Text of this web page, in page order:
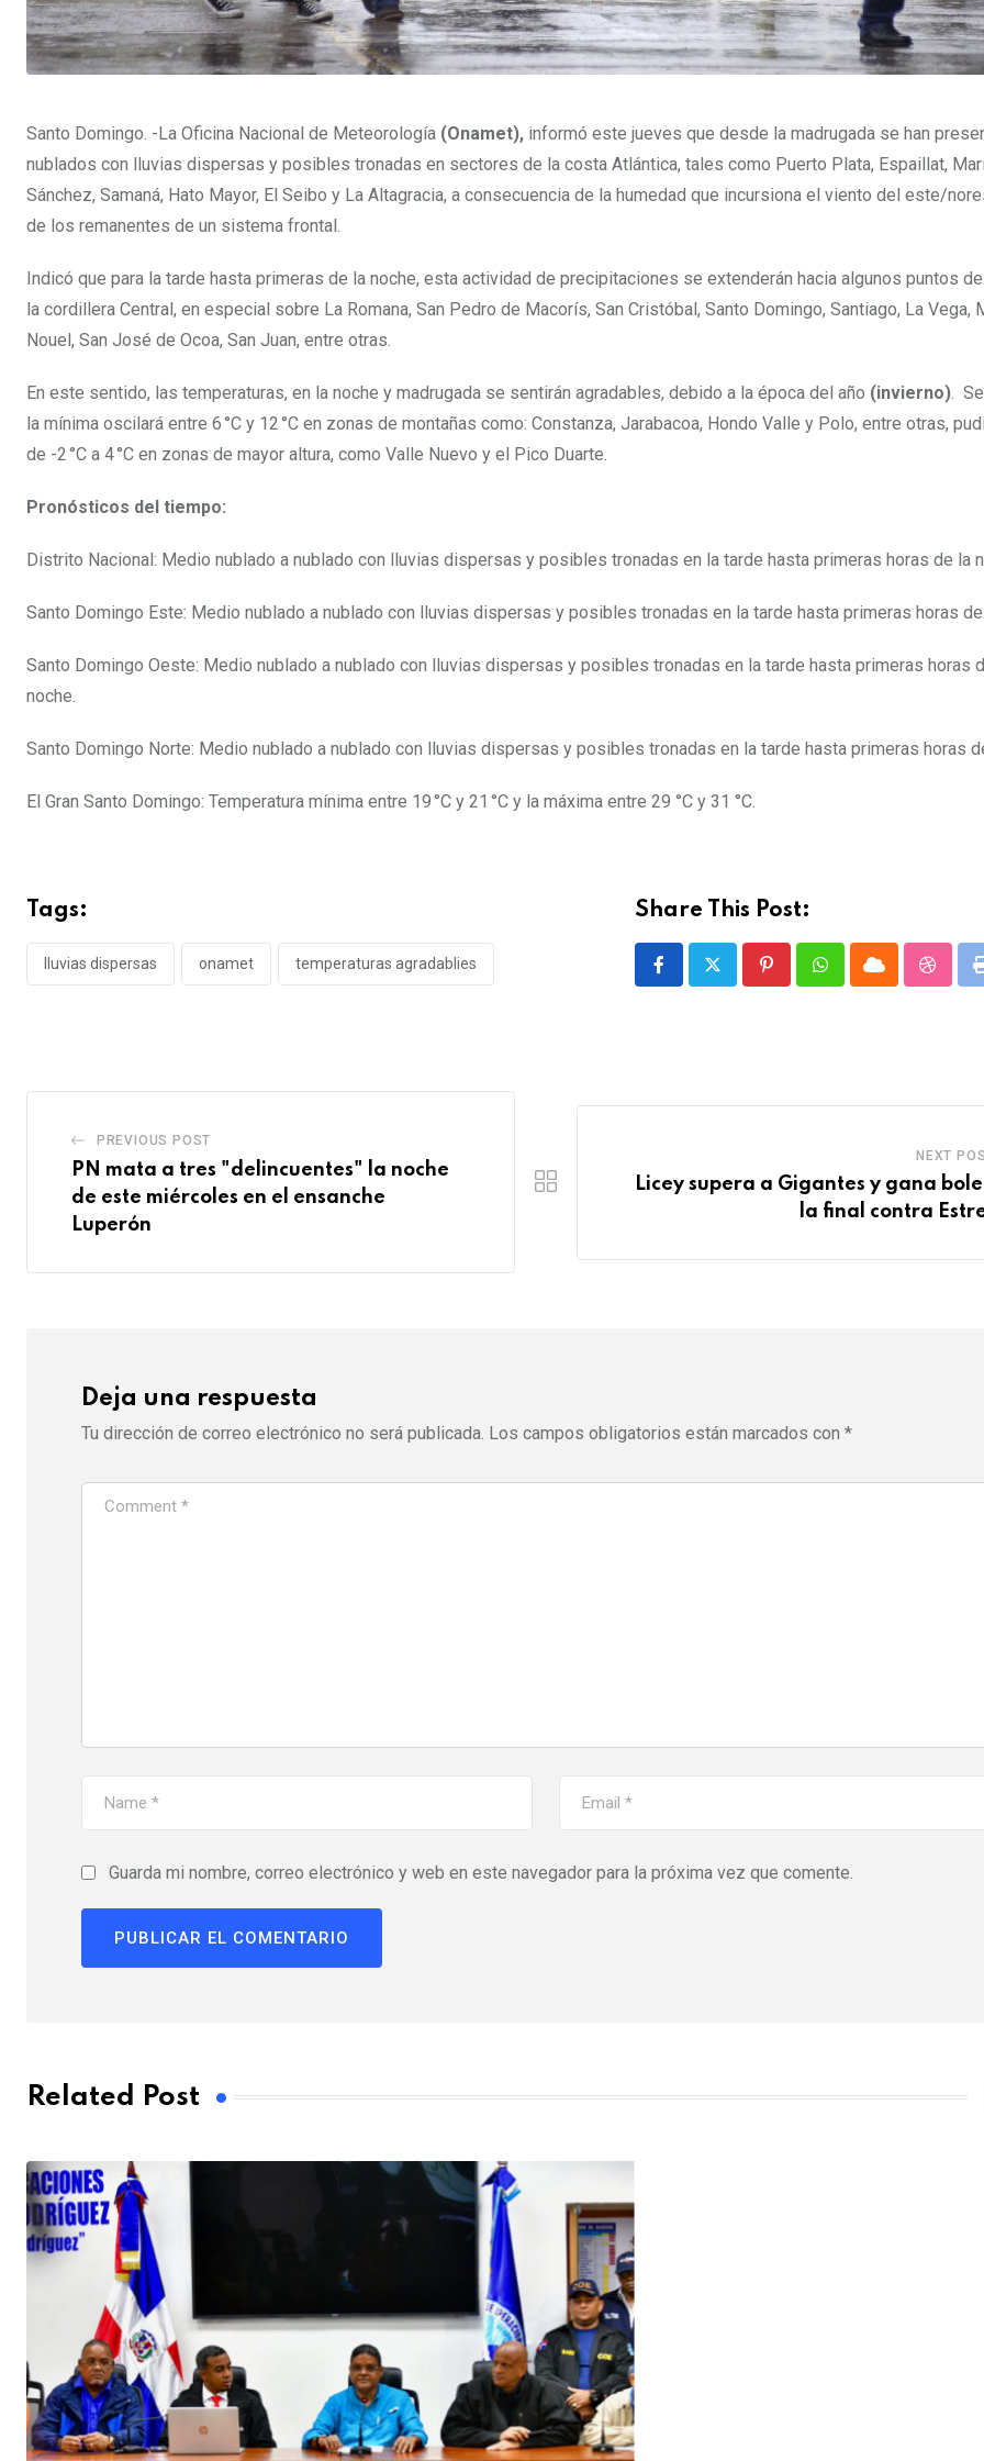
Santo Domingo. -La Oficina Nacional de Meteorología (Onamet), informó este jueves que desde la madrugada se han
nublados con lluvias dispersas y posibles tronadas en sectores de la costa Atlántica, tales como Puerto Plata, Espaillat,
Sánchez, Samaná, Hato Mayor, El Seibo y La Altagracia, a consecuencia de la humedad que incursiona el viento del este/
de los remanentes de un sistema frontal.
Indicó que para la tarde hasta primeras de la noche, esta actividad de precipitaciones se extenderán hacia algunos puntos
la cordillera Central, en especial sobre La Romana, San Pedro de Macorís, San Cristóbal, Santo Domingo, Santiago, La Vega,
Nouel, San José de Ocoa, San Juan, entre otras.
En este sentido, las temperaturas, en la noche y madrugada se sentirán agradables, debido a la época del año (invierno).
la mínima oscilará entre 6 °C y 12 °C en zonas de montañas como: Constanza, Jarabacoa, Hondo Valle y Polo, entre otras,
de -2 °C a 4 °C en zonas de mayor altura, como Valle Nuevo y el Pico Duarte.
Pronósticos del tiempo:
Distrito Nacional: Medio nublado a nublado con lluvias dispersas y posibles tronadas en la tarde hasta primeras horas de la
Santo Domingo Este: Medio nublado a nublado con lluvias dispersas y posibles tronadas en la tarde hasta primeras horas de
Santo Domingo Oeste: Medio nublado a nublado con lluvias dispersas y posibles tronadas en la tarde hasta primeras horas
noche.
Santo Domingo Norte: Medio nublado a nublado con lluvias dispersas y posibles tronadas en la tarde hasta primeras horas
El Gran Santo Domingo: Temperatura mínima entre 19 °C y 21 °C y la máxima entre 29 °C y 31 °C.
Tags:
lluvias dispersas onamet temperaturas agradablies
Share This Post:
e
s
W
s
p
C
d
S
b
e
U
o
PREVIOUS POST
PN mata a tres "delincuentes" la noche
de este miércoles en el ensanche
Luperón
NEXT
Licey supera a Gigantes y gana
la final contra
Deja una respuesta
Tu dirección de correo electrónico no será publicada. Los campos obligatorios están marcados con *
Guarda mi nombre, correo electrónico y web en este navegador para la próxima vez que comente.
Related Post